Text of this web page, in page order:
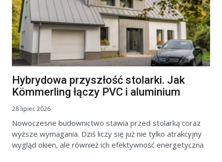
Hybrydowa przyszłość stolarki. Jak
Kömmerling łączy PVC i aluminium
28 lipiec 2026
Nowoczesne budownictwo stawia przed stolarką coraz
wyższe wymagania. Dziś liczy się już nie tylko atrakcyjny
wygląd okien, ale również ich efektywność energetyczna